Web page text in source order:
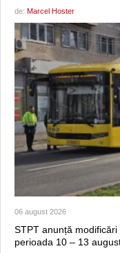
de: Marcel Hoster
06 august 2026
STPT anunță
perioada 10 – 13